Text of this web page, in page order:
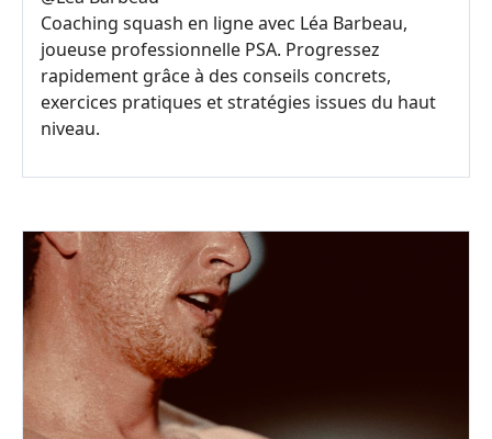
Coaching squash en ligne avec Léa Barbeau,
joueuse professionnelle PSA. Progressez
rapidement grâce à des conseils concrets,
exercices pratiques et stratégies issues du haut
niveau.